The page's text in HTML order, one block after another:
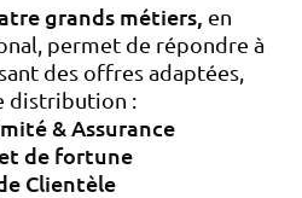
grands métiers, en
permet de répondre à
des offres adaptées,
distribution :
& Assurance
de fortune
Clientèle